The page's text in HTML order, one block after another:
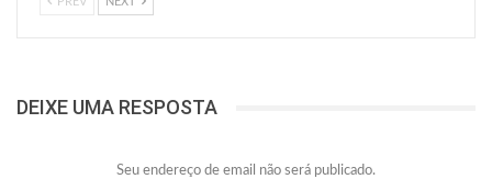
DEIXE UMA RESPOSTA
Seu endereço de email não será publicado.